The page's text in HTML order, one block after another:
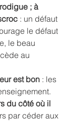
; à
: un défaut
le défaut
le beau
au
est bon : les
du côté où il
par céder aux